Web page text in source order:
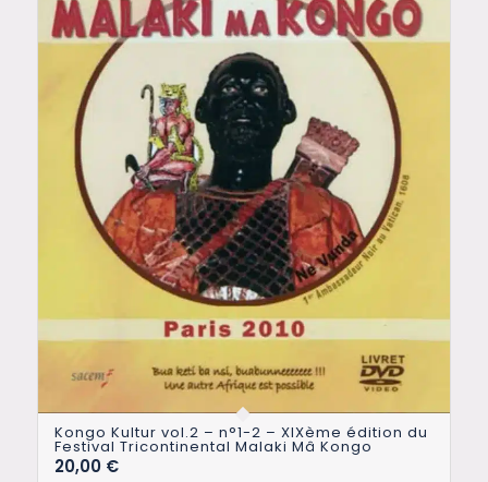
Kongo Kultur vol.2 – n°1-2 – XIXème édition du
Festival Tricontinental Malaki Mâ Kongo
20,00 €